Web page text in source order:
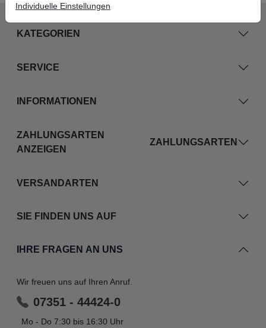
KATEGORIEN
SERVICE
INFORMATIONEN
ZAHLUNGSARTEN
ANZEIGEN
ZAHLUNGSARTEN
VERSANDARTEN
SIE FINDEN UNS AUF
IHRE FRAGEN AN UNS
Wir freuen uns auf Ihren Anruf.
07351 - 44424-0
Mo - Do 7:30 bis 16:30 Uhr
Individuelle Einstellungen